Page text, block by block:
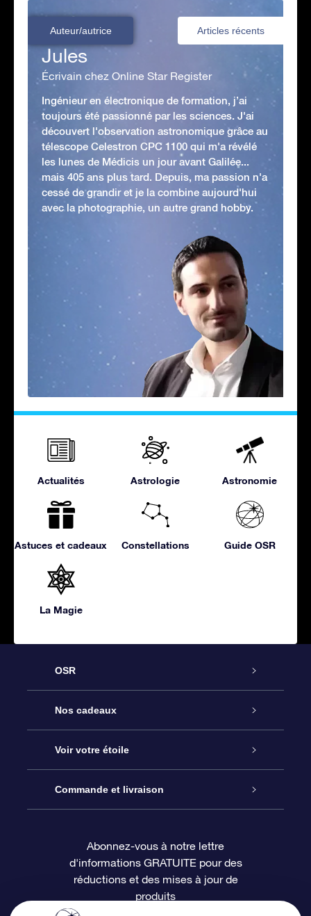
Auteur/autrice Articles récents
Jules
Écrivain chez Online Star Register
Ingénieur en électronique de formation, j’ai
toujours été passionné par les sciences. J'ai
découvert l'observation astronomique grâce au
télescope Celestron CPC 1100 qui m'a révélé
les lunes de Médicis un jour avant Galilée...
mais 405 ans plus tard. Depuis, ma passion n'a
cessé de grandir et je la combine aujourd'hui
avec la photographie, un autre grand hobby.
Actualités Astrologie Astronomie
Astuces et cadeaux Constellations Guide OSR
La Magie
OSR
Service
À propos de l’OSR
Nous contacter
Questions fréquemment posées
Revues
Nos cadeaux
Cadeau d’étoile en ligne
Coffret cadeau OSR
Carte cadeau OSR
Voir votre étoile
Registre des étoiles
Page d’accueil personnalisée
Commande et livraison
Informations de paiement
Informations d’expédition
Abonnez-vous à notre lettre
d'informations GRATUITE pour des
réductions et des mises à jour de
produits